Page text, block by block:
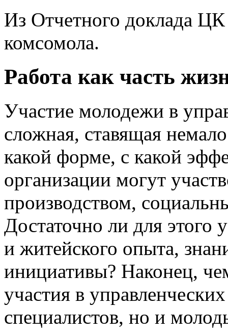
Из Отчетного доклада
комсомола.
Работа как часть
Участие молодежи в
сложная, ставящая
какой форме, с какой
организации могут
производством,
Достаточно ли для этого
и житейского опыта,
инициативы? Наконец,
участия в
специалистов, но и